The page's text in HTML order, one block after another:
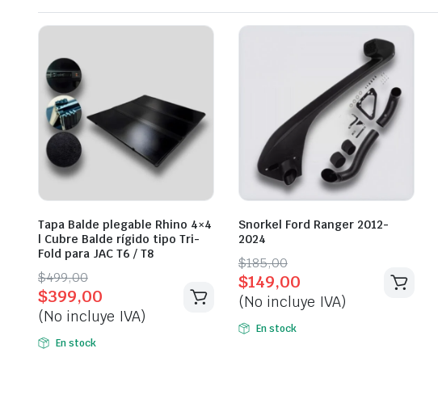
Tapa Balde plegable Rhino 4×4
| Cubre Balde rígido tipo Tri-
Fold para JAC T6 / T8
$499,00
Original
price
was:
$499,00.
$399,00
Current
price
is:
$399,00.
(No incluye IVA)
En stock
Snorkel Ford Ranger 2012-
2024
$185,00
Original
price
was:
$185,00.
$149,00
Current
price
is:
$149,00.
(No incluye IVA)
En stock